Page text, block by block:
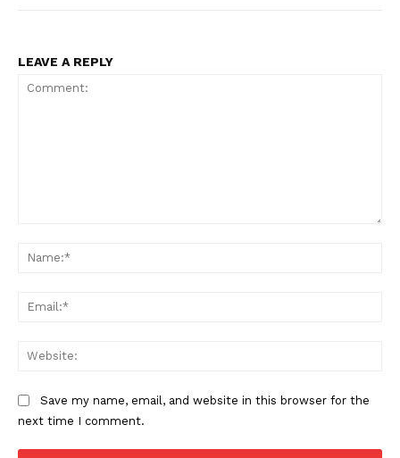
LEAVE A REPLY
Save my name, email, and website in this browser for the
next time I comment.